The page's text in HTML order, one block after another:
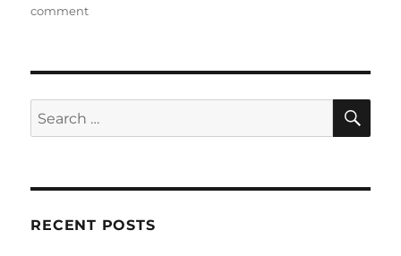
on
commenton
Search
for:
RECENT POSTS